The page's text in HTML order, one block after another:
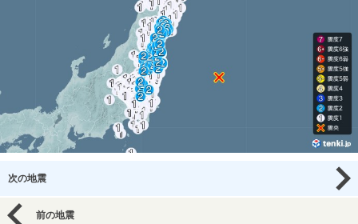
次の地震
前の地震